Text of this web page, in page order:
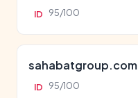
ID 95/100
sahabatgroup.com
ID 95/100